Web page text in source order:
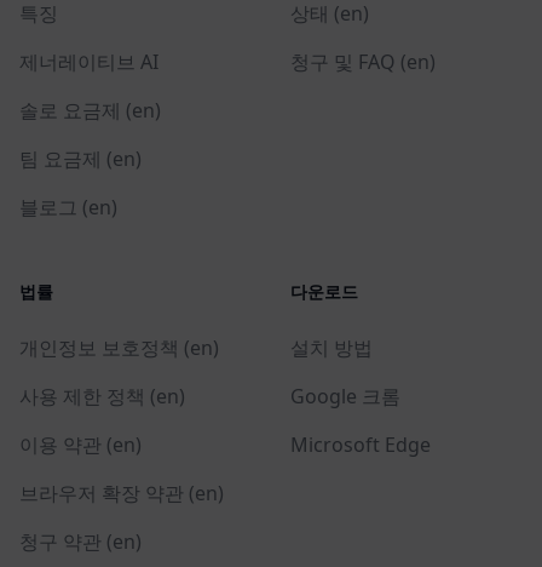
특징
제너레이티브 AI
솔로 요금제 (en)
팀 요금제 (en)
블로그 (en)
상태 (en)
청구 및 FAQ (en)
법률
개인정보 보호정책 (en)
사용 제한 정책 (en)
이용 약관 (en)
브라우저 확장 약관 (en)
청구 약관 (en)
다운로드
설치 방법
Google 크롬
Microsoft Edge